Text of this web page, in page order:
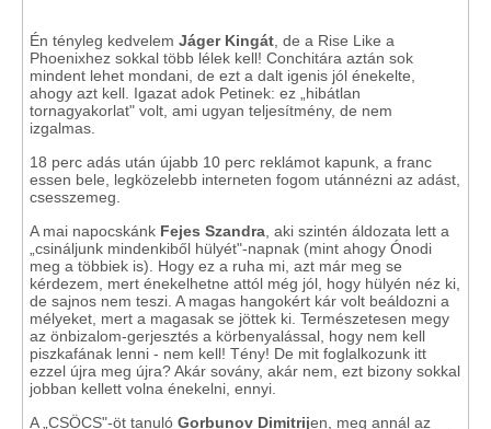
Én tényleg kedvelem Jáger Kingát , de a Rise Like a
Phoenixhez sokkal több lélek kell! Conchitára aztán sok
mindent lehet mondani, de ezt a dalt igenis jól énekelte,
ahogy azt kell. Igazat adok Petinek: ez „hibátlan
tornagyakorlat" volt, ami ugyan teljesítmény, de nem
izgalmas.
18 perc adás után újabb 10 perc reklámot kapunk, a franc
essen bele, legközelebb interneten fogom utánnézni az adást,
csesszemeg.
A mai napocskánk Fejes Szandra , aki szintén áldozata lett a
„csináljunk mindenkiből hülyét"-napnak (mint ahogy Ónodi
meg a többiek is). Hogy ez a ruha mi, azt már meg se
kérdezem, mert énekelhetne attól még jól, hogy hülyén néz ki,
de sajnos nem teszi. A magas hangokért kár volt beáldozni a
mélyeket, mert a magasak se jöttek ki. Természetesen megy
az önbizalom-gerjesztés a körbenyalással, hogy nem kell
piszkafának lenni - nem kell! Tény! De mit foglalkozunk itt
ezzel újra meg újra? Akár sovány, akár nem, ezt bizony sokkal
jobban kellett volna énekelni, ennyi.
A „CSÖCS"-öt tanuló Gorbunov Dimitrijen, meg annál az